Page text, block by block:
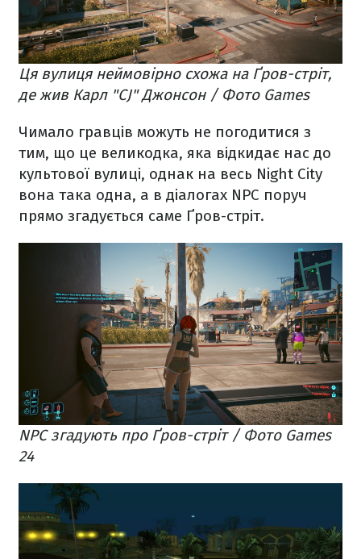
Ця вулиця неймовірно схожа на Ґров-стріт,
де жив Карл "CJ" Джонсон / Фото Games
Чимало гравців можуть не погодитися з
тим, що це великодка, яка відкидає нас до
культової вулиці, однак на весь Night City
вона така одна, а в діалогах NPC поруч
прямо згадується саме Ґров-стріт.
NPC згадують про Ґров-стріт / Фото Games
24